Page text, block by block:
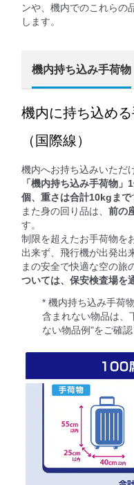
ンや、機内でのこれらの
します。
機内持ち込み手荷物
機内に持ち込め
（国際線）
機内へお持ち込みいただ
「機内持ち込み手荷物
個、重さは合計10kgまで
また身の回り品は、 前の
す。
制限を超えたお手荷物を
出来ず、飛行機が出発出
まの安全で快適な空の旅
ついては、保安検査場を
* 機内持ち込み手荷
含まれない物品は、
ない物品例"をご確認